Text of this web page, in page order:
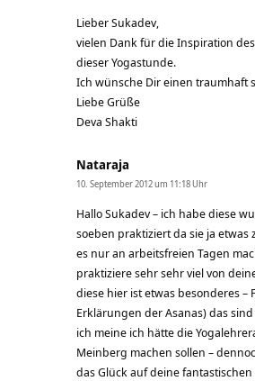
Lieber Sukadev,
vielen Dank für die Inspiration
dieser Yogastunde.
Ich wünsche Dir einen traumhaft
Liebe Grüße
Deva Shakti
Nataraja
10. September 2012 um 11:18 Uhr
Hallo Sukadev – ich habe diese
soeben praktiziert da sie ja
es nur an arbeitsfreien Tagen
praktiziere sehr sehr viel von
diese hier ist etwas besonderes –
Erklärungen der Asanas) das
ich meine ich hätte die
Meinberg machen sollen –
das Glück auf deine